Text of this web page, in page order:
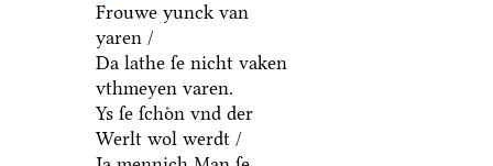
Frouwe yunck van
yaren /
Da lathe ſe nicht vaken
vthmeyen varen.
Ys ſe ſchoͤn vnd der
Werlt wol werdt /